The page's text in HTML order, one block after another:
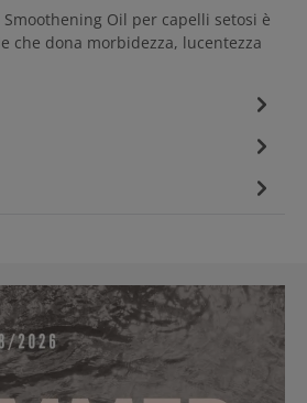
Oil per capelli setosi è
che dona morbidezza, lucentezza